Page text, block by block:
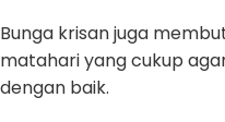
Bunga krisan juga
matahari yang cukup
dengan baik.